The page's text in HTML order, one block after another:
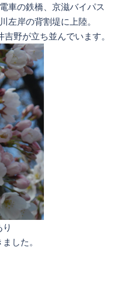
車の鉄橋、京滋バイパス
左岸の背割堤に上陸。
野が立ち並んでいます。
した。